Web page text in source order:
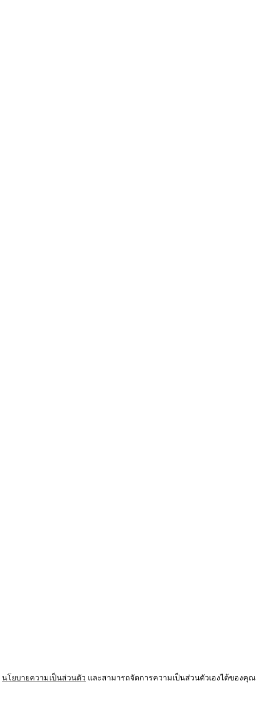
นโยบายความเป็นส่วนตัว และสามารถจัดการความเป็นส่วนตัวเองได้ของคุณ